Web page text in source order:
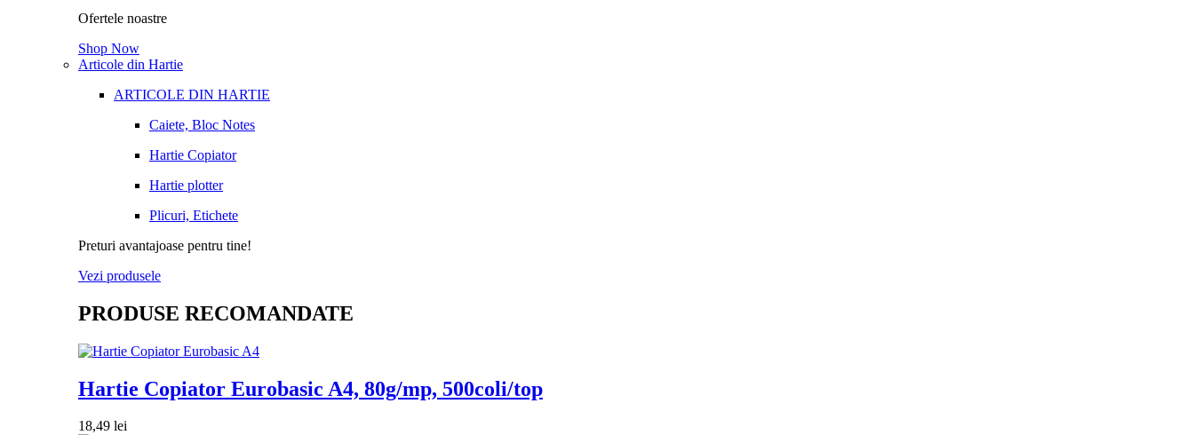
Ofertele noastre
Shop Now
Articole din Hartie
ARTICOLE DIN HARTIE
Caiete, Bloc Notes
Hartie Copiator
Hartie plotter
Plicuri, Etichete
Preturi avantajoase pentru tine!
Vezi produsele
PRODUSE RECOMANDATE
Hartie Copiator Eurobasic A4, 80g/mp, 500coli/top
18,49 lei